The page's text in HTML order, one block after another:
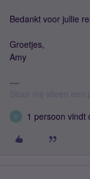
Bedankt voor jullie
Groetjes,
Amy
D 1 persoon vindt